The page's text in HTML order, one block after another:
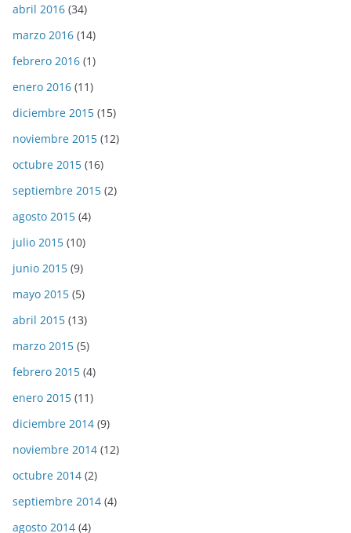
abril 2016 (34)
marzo 2016 (14)
febrero 2016 (1)
enero 2016 (11)
diciembre 2015 (15)
noviembre 2015 (12)
octubre 2015 (16)
septiembre 2015 (2)
agosto 2015 (4)
julio 2015 (10)
junio 2015 (9)
mayo 2015 (5)
abril 2015 (13)
marzo 2015 (5)
febrero 2015 (4)
enero 2015 (11)
diciembre 2014 (9)
noviembre 2014 (12)
octubre 2014 (2)
septiembre 2014 (4)
agosto 2014 (4)